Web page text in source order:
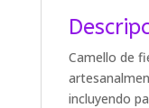
Camello de
incluyendo